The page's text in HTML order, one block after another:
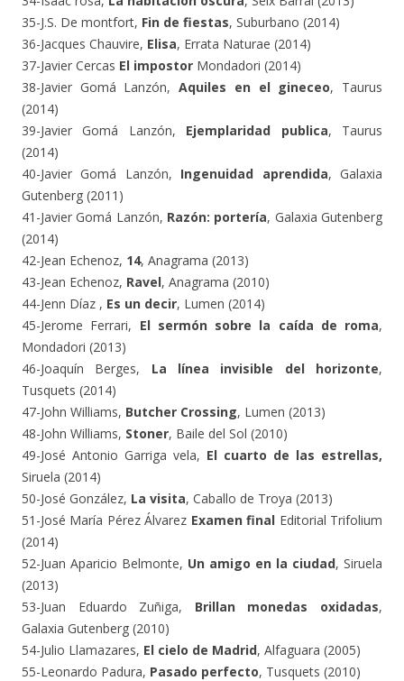
35-J.S. De montfort, Fin de fiestas, Suburbano (2014)
36-Jacques Chauvire, Elisa, Errata Naturae (2014)
37-Javier Cercas El impostor Mondadori (2014)
38-Javier Gomá Lanzón,Aquiles en el gineceo, Taurus
(2014)
39-Javier Gomá Lanzón, Ejemplaridad publica, Taurus
(2014)
40-Javier Gomá Lanzón, Ingenuidad aprendida, Galaxia
Gutenberg (2011)
41-Javier Gomá Lanzón, Razón: portería, Galaxia Gutenberg
(2014)
42-Jean Echenoz, 14, Anagrama (2013)
43-Jean Echenoz, Ravel, Anagrama (2010)
44-Jenn Díaz , Es un decir, Lumen (2014)
45-Jerome Ferrari, El sermón sobre la caída de roma,
Mondadori (2013)
46-Joaquín Berges, La línea invisible del horizonte,
Tusquets (2014)
47-John Williams, Butcher Crossing, Lumen (2013)
48-John Williams, Stoner, Baile del Sol (2010)
49-José Antonio Garriga vela, El cuarto de las estrellas,
Siruela (2014)
50-José González, La visita, Caballo de Troya (2013)
51-José María Pérez Álvarez Examen final Editorial Trifolium
(2014)
52-Juan Aparicio Belmonte, Un amigo en la ciudad, Siruela
(2013)
53-Juan Eduardo Zuñiga, Brillan monedas oxidadas,
Galaxia Gutenberg (2010)
54-Julio Llamazares, El cielo de Madrid, Alfaguara (2005)
55-Leonardo Padura, Pasado perfecto, Tusquets (2010)